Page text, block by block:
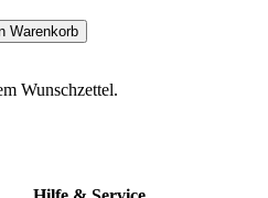
Warenkorb
Wunschzettel.